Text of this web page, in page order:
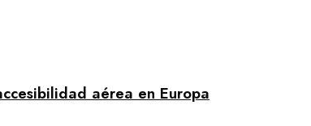
aérea en Europa